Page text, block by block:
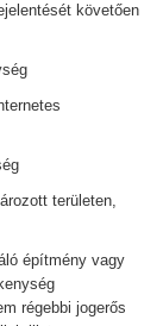
követően
területen,
építmény vagy
régebbi jogerős